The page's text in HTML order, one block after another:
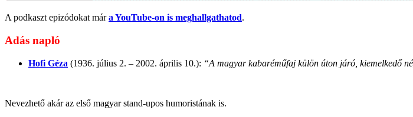
A podkaszt epizódokat mára YouTube-on is meghallgathatod.
Adás napló
Hofi Géza (1936. július 2. – 2002. április 10.): “A magyar kabaréműfaj külön úton járó, kiemelkedő
Nevezhető akár az első magyar stand-upos humoristának is.